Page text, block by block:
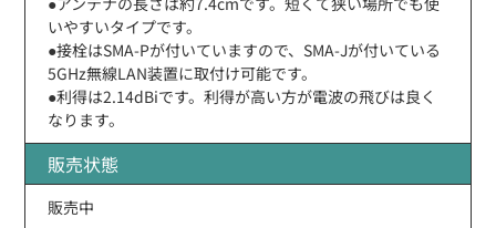
いやすいタイプです。
●接栓はSMA-Pが付いていますので、SMA-Jが付いている
5GHz無線LAN装置に取付け可能です。
●利得は2.14dBiです。利得が高い方が電波の飛びは良く
なります。
販売状態
販売中